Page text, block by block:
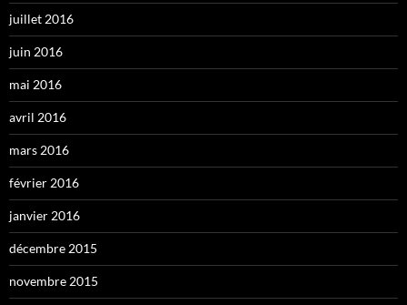
juillet 2016
juin 2016
mai 2016
avril 2016
mars 2016
février 2016
janvier 2016
décembre 2015
novembre 2015